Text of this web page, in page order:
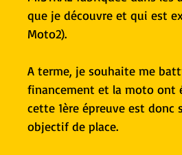
que je découvre et qui est
Moto2).
A terme, je souhaite me
financement et la moto ont
cette 1ère épreuve est donc
objectif de place.